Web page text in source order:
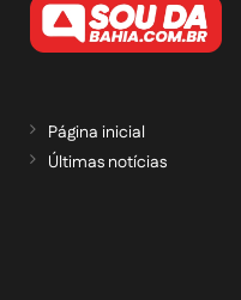
Página inicial
Últimas notícias